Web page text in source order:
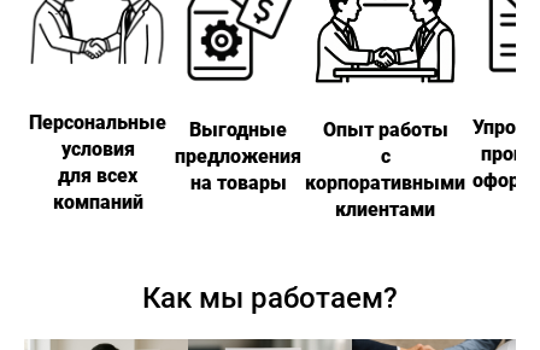
Haval
Qalqaman
Персональные
условия
для всех
компаний
Выгодные
предложения
на товары
Опыт работы
с
корпоративными
клиентами
Как мы работаем?